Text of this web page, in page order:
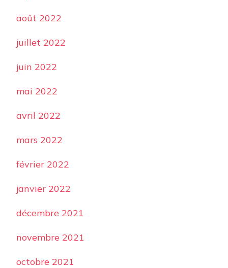
août 2022
juillet 2022
juin 2022
mai 2022
avril 2022
mars 2022
février 2022
janvier 2022
décembre 2021
novembre 2021
octobre 2021